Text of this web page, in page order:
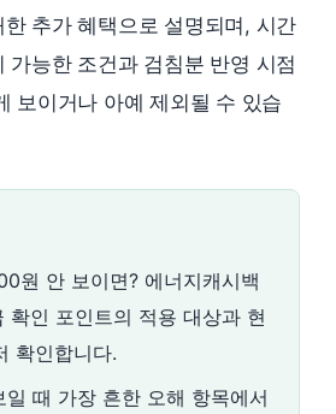
추가 혜택으로 설명되며, 시간
가능한 조건과 검침분 반영 시점
보이거나 아예 제외될 수 있습
원 안 보이면? 에너지캐시백
확인 포인트의 적용 대상과 현
확인합니다.
때 가장 흔한 오해 항목에서